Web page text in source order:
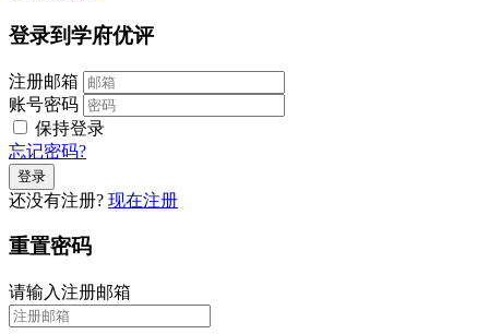
登录到学府优评
注册邮箱
账号密码
保持登录
忘记密码?
还没有注册? 现在注册
重置密码
请输入注册邮箱